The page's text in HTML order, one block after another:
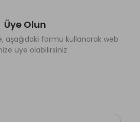
Üye Olun
aşağıdaki formu kullanarak web
üye olabilirsiniz.